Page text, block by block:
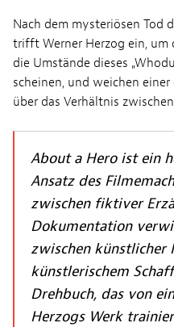
Nach dem mysteriösen Tod
trifft Werner Herzog ein, um
die Umstände dieses
scheinen, und weichen
über das Verhältnis
About a Hero ist ein
Ansatz des
zwischen fiktiver
Dokumentation
zwischen künstlicher
künstlerischem
Drehbuch, das von
Herzogs Werk